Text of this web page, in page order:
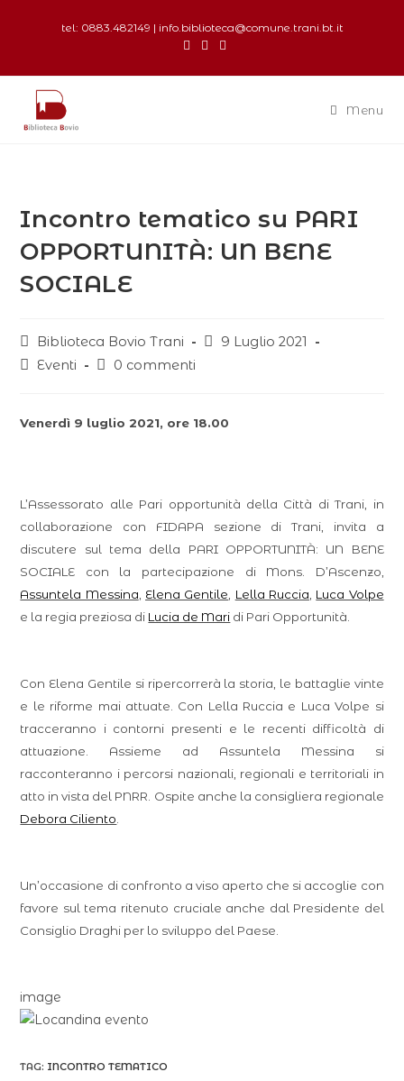
tel: 0883.482149 | info.biblioteca@comune.trani.bt.it
Menu
Incontro tematico su PARI
OPPORTUNITÀ: UN BENE
SOCIALE
Biblioteca Bovio Trani
9 Luglio 2021
Eventi
0 commenti
Venerdì 9 luglio 2021, ore 18.00
L’Assessorato alle Pari opportunità della Città di Trani, in
collaborazione con FIDAPA sezione di Trani, invita a
discutere sul tema della PARI OPPORTUNITÀ: UN BENE
SOCIALE con la partecipazione di Mons. D’Ascenzo,
Assuntela Messina Elena Gentile Lella Ruccia Luca Volpe
e la regia preziosa di Lucia de Mari di Pari Opportunità.
Con Elena Gentile si ripercorrerà la storia, le battaglie vinte
e le riforme mai attuate. Con Lella Ruccia e Luca Volpe si
tracceranno i contorni presenti e le recenti difficoltà di
attuazione. Assieme ad Assuntela Messina si
racconteranno i percorsi nazionali, regionali e territoriali in
atto in vista del PNRR. Ospite anche la consigliera regionale
Debora Ciliento
Un’occasione di confronto a viso aperto che si accoglie con
favore sul tema ritenuto cruciale anche dal Presidente del
Consiglio Draghi per lo sviluppo del Paese.
image
TAG: INCONTRO TEMATICO